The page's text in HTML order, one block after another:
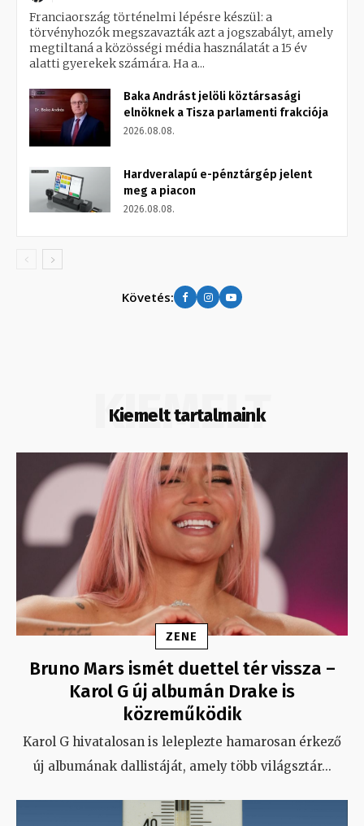
Franciaország történelmi lépésre készül: a
törvényhozók megszavazták azt a jogszabályt, amely
megtiltaná a közösségi média használatát a 15 év
alatti gyerekek számára. Ha a...
Baka Andrást jelöli köztársasági
elnöknek a Tisza parlamenti frakciója
2026.08.08.
Hardveralapú e-pénztárgép jelent
meg a piacon
2026.08.08.
Követés:
Kiemelt tartalmaink
KIEMELT
ZENE
Bruno Mars ismét duettel tér vissza –
Karol G új albumán Drake is
közreműködik
Karol G hivatalosan is leleplezte hamarosan érkező
új albumának dallistáját, amely több világsztár...